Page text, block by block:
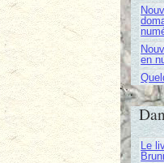
en
Le